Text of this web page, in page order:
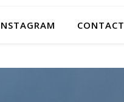
CONTACT